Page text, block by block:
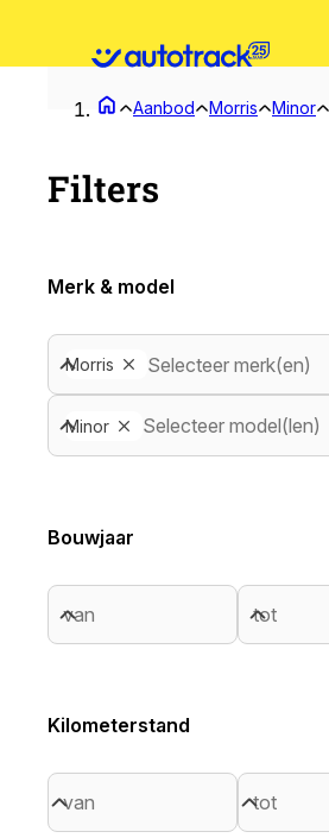
Aanbod Morris Minor
Filters
Merk & model
Morris Selecteer merk(en)
Minor Selecteer model(len)
Bouwjaar
Kilometerstand